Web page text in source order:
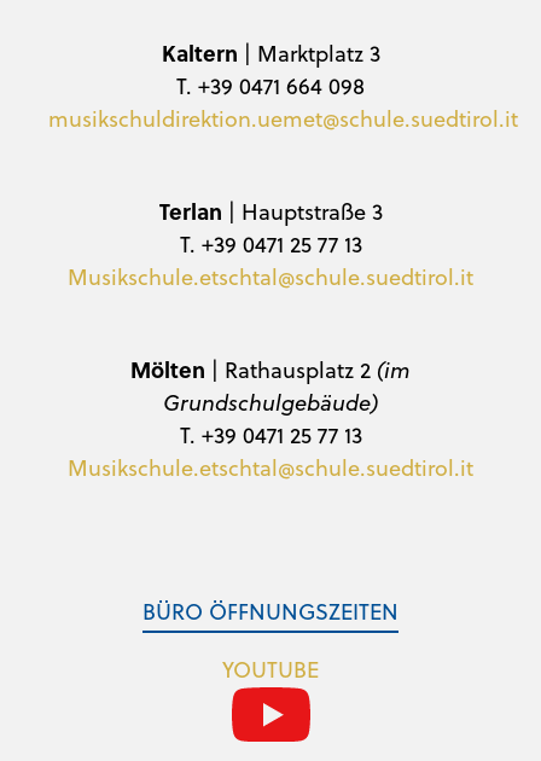
Kaltern | Marktplatz 3
T. +39 0471 664 098
musikschuldirektion.uemet@schule.suedtirol.it
Terlan | Hauptstraße 3
T. +39 0471 25 77 13
Musikschule.etschtal@schule.suedtirol.it
Mölten | Rathausplatz 2 (im
Grundschulgebäude)
T. +39 0471 25 77 13
Musikschule.etschtal@schule.suedtirol.it
BÜRO ÖFFNUNGSZEITEN
YOUTUBE